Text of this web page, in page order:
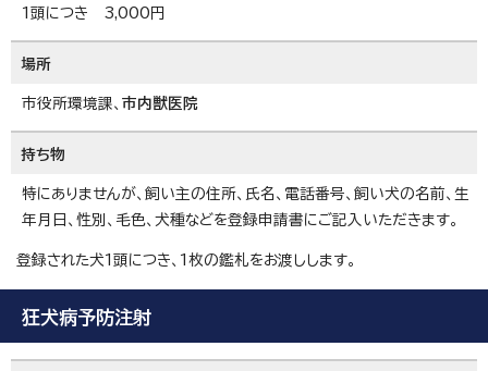
1頭につき 3,000円
場所
市役所環境課、 市内獣医院
持ち物
特にありませんが、飼い主の住所、氏名、電話番号、飼い犬の名前、生
年月日、性別、毛色、犬種などを登録申請書にご記入いただきます。
登録された犬1頭につき、1枚の鑑札をお渡しします。
狂犬病予防注射